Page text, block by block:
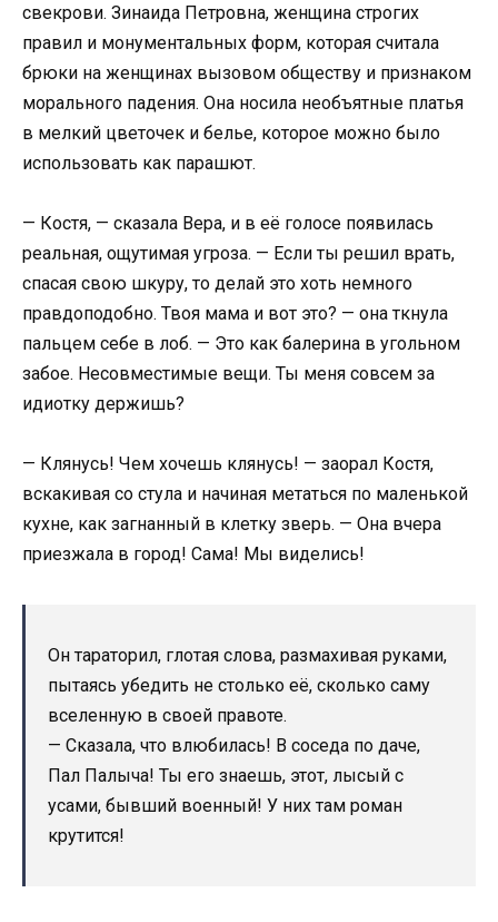
свекрови. Зинаида Петровна, женщина строгих
правил и монументальных форм, которая считала
брюки на женщинах вызовом обществу и признаком
морального падения. Она носила необъятные платья
в мелкий цветочек и белье, которое можно было
использовать как парашют.
— Костя, — сказала Вера, и в её голосе появилась
реальная, ощутимая угроза. — Если ты решил врать,
спасая свою шкуру, то делай это хоть немного
правдоподобно. Твоя мама и вот это? — она ткнула
пальцем себе в лоб. — Это как балерина в угольном
забое. Несовместимые вещи. Ты меня совсем за
идиотку держишь?
— Клянусь! Чем хочешь клянусь! — заорал Костя,
вскакивая со стула и начиная метаться по маленькой
кухне, как загнанный в клетку зверь. — Она вчера
приезжала в город! Сама! Мы виделись!
Он тараторил, глотая слова, размахивая руками,
пытаясь убедить не столько её, сколько саму
вселенную в своей правоте.
— Сказала, что влюбилась! В соседа по даче,
Пал Палыча! Ты его знаешь, этот, лысый с
усами, бывший военный! У них там роман
крутится!